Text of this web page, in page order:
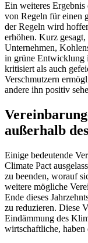
Ein weiteres
von Regeln für einen
der Regeln wird
erhöhen. Kurz
Unternehmen,
in grüne Entwicklung
kritisiert als auch
Verschmutzern
andere ihn positiv
außerhalb
Einige bedeutende
Climate Pact
zu beenden, worauf
weitere mögliche
Ende dieses
zu reduzieren. Diese
Eindämmung des
wirtschaftliche, haben